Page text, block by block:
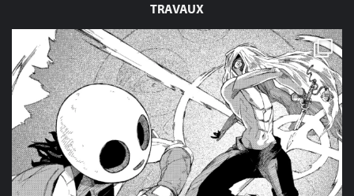
TRAVAUX